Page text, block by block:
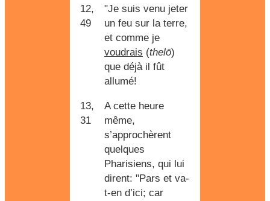
12,
49
"Je suis venu jeter
un feu sur la terre,
et comme je
voudrais (thelō)
que déjà il fût
allumé!
13,
31
A cette heure
même,
s’approchèrent
quelques
Pharisiens, qui lui
dirent: "Pars et va-
t-en d’ici; car